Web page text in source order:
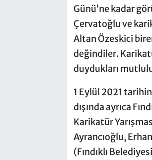
Günü’ne kadar
Çervatoğlu ve
Altan Özeskici
değindiler.
duydukları
1 Eylül 2021
dışında ayrıca
Karikatür
Ayrancıoğlu,
(Fındıklı